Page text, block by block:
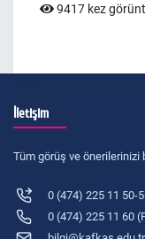
9417 kez
İletişim
Tüm görüş ve önerilerinizi
0 (474) 225 11 50-
0 (474) 225 11 60